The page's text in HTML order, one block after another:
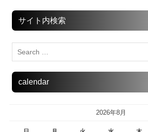
サイト内検索
calendar
2026年8月